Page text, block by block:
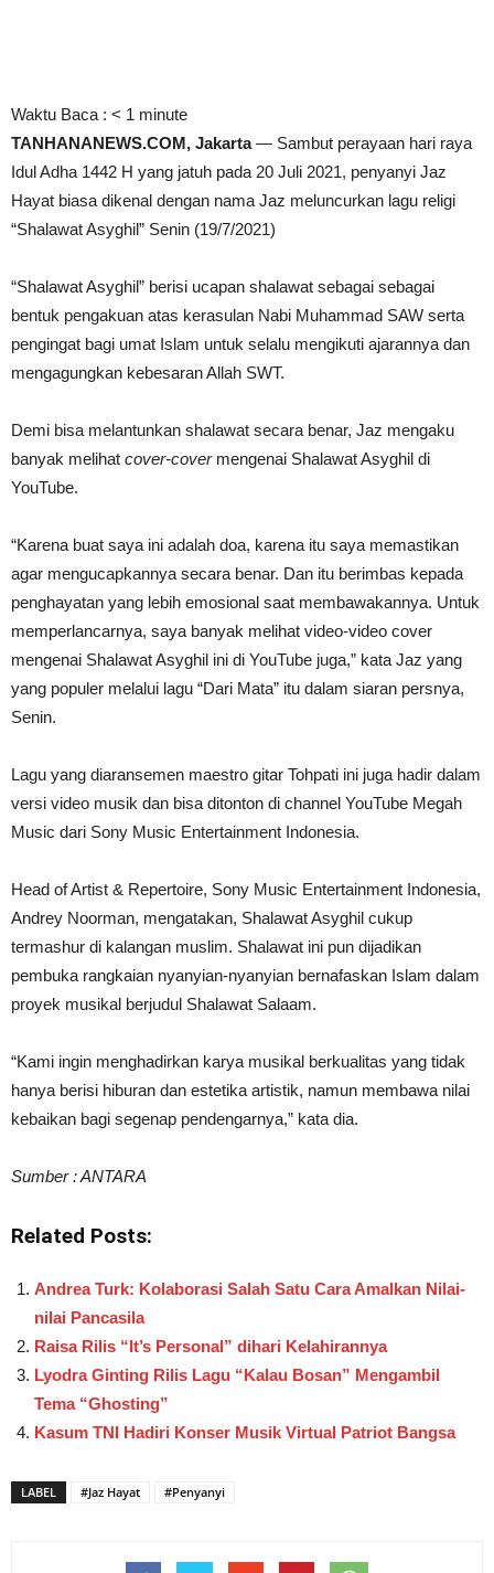
Waktu Baca : < 1 minute
TANHANANEWS.COM, Jakarta— Sambut perayaan hari raya
Idul Adha 1442 H yang jatuh pada 20 Juli 2021, penyanyi Jaz
Hayat biasa dikenal dengan nama Jaz meluncurkan lagu religi
“Shalawat Asyghil” Senin (19/7/2021)
“Shalawat Asyghil” berisi ucapan shalawat sebagai sebagai
bentuk pengakuan atas kerasulan Nabi Muhammad SAW serta
pengingat bagi umat Islam untuk selalu mengikuti ajarannya dan
mengagungkan kebesaran Allah SWT.
Demi bisa melantunkan shalawat secara benar, Jaz mengaku
banyak melihat cover-cover mengenai Shalawat Asyghil di
YouTube.
“Karena buat saya ini adalah doa, karena itu saya memastikan
agar mengucapkannya secara benar. Dan itu berimbas kepada
penghayatan yang lebih emosional saat membawakannya. Untuk
memperlancarnya, saya banyak melihat video-video cover
mengenai Shalawat Asyghil ini di YouTube juga,” kata Jaz yang
yang populer melalui lagu “Dari Mata” itu dalam siaran persnya,
Senin.
Lagu yang diaransemen maestro gitar Tohpati ini juga hadir dalam
versi video musik dan bisa ditonton di channel YouTube Megah
Music dari Sony Music Entertainment Indonesia.
Head of Artist & Repertoire, Sony Music Entertainment Indonesia,
Andrey Noorman, mengatakan, Shalawat Asyghil cukup
termashur di kalangan muslim. Shalawat ini pun dijadikan
pembuka rangkaian nyanyian-nyanyian bernafaskan Islam dalam
proyek musikal berjudul Shalawat Salaam.
“Kami ingin menghadirkan karya musikal berkualitas yang tidak
hanya berisi hiburan dan estetika artistik, namun membawa nilai
kebaikan bagi segenap pendengarnya,” kata dia.
Sumber : ANTARA
Related Posts:
Andrea Turk: Kolaborasi Salah Satu Cara Amalkan Nilai-
nilai Pancasila
Raisa Rilis “It’s Personal” dihari Kelahirannya
Lyodra Ginting Rilis Lagu “Kalau Bosan” Mengambil
Tema “Ghosting”
Kasum TNI Hadiri Konser Musik Virtual Patriot Bangsa
LABEL #Jaz Hayat #Penyanyi